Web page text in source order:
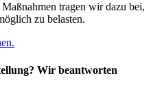
tragen wir dazu bei,
zu belasten.
Wir beantworten